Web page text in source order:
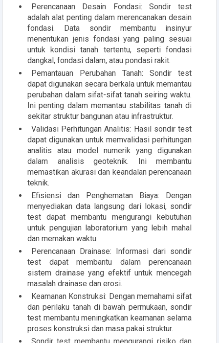
Perencanaan Desain Fondasi: Sondir test
adalah alat penting dalam merencanakan desain
fondasi. Data sondir membantu insinyur
menentukan jenis fondasi yang paling sesuai
untuk kondisi tanah tertentu, seperti fondasi
dangkal, fondasi dalam, atau pondasi rakit.
Pemantauan Perubahan Tanah: Sondir test
dapat digunakan secara berkala untuk memantau
perubahan dalam sifat-sifat tanah seiring waktu.
Ini penting dalam memantau stabilitas tanah di
sekitar struktur bangunan atau infrastruktur.
Validasi Perhitungan Analitis: Hasil sondir test
dapat digunakan untuk memvalidasi perhitungan
analitis atau model numerik yang digunakan
dalam analisis geoteknik. Ini membantu
memastikan akurasi dan keandalan perencanaan
teknik.
Efisiensi dan Penghematan Biaya: Dengan
menyediakan data langsung dari lokasi, sondir
test dapat membantu mengurangi kebutuhan
untuk pengujian laboratorium yang lebih mahal
dan memakan waktu.
Perencanaan Drainase: Informasi dari sondir
test dapat membantu dalam perencanaan
sistem drainase yang efektif untuk mencegah
masalah drainase dan erosi.
Keamanan Konstruksi: Dengan memahami sifat
dan perilaku tanah di bawah permukaan, sondir
test membantu meningkatkan keamanan selama
proses konstruksi dan masa pakai struktur.